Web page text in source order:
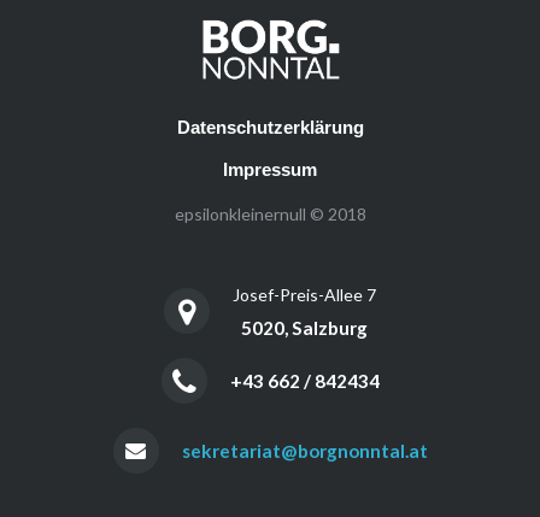
Datenschutzerklärung
Impressum
epsilonkleinernull © 2018
Josef-Preis-Allee 7
5020, Salzburg
+43 662 / 842434
sekretariat@borgnonntal.at